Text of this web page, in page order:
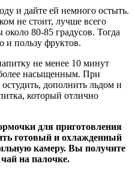
и дайте ей немного остыть.
не стоит, лучше всего
около 80-85 градусов. Тогда
и пользу фруктов.
не менее 10 минут
насыщенным. При
дополнить льдом и
который отлично
для приготовления
готовый и охлажденный
камеру. Вы получите
на палочке.